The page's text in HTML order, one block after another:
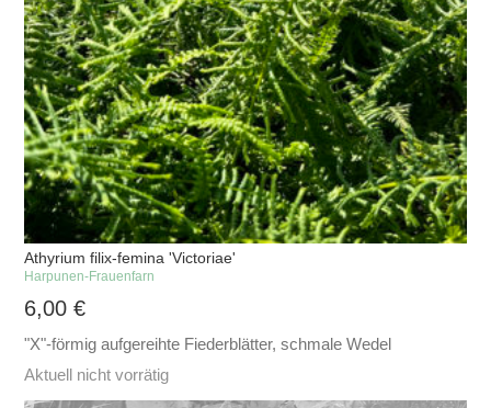
Athyrium filix-femina 'Victoriae'
Harpunen-Frauenfarn
6,00€
"X"-förmig aufgereihte Fiederblätter, schmale Wedel
Aktuell nicht vorrätig